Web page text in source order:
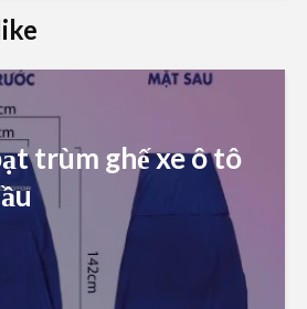
trùm ghế xe ô tô